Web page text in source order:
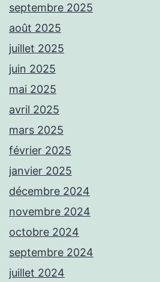
septembre 2025
août 2025
juillet 2025
juin 2025
mai 2025
avril 2025
mars 2025
février 2025
janvier 2025
décembre 2024
novembre 2024
octobre 2024
septembre 2024
juillet 2024